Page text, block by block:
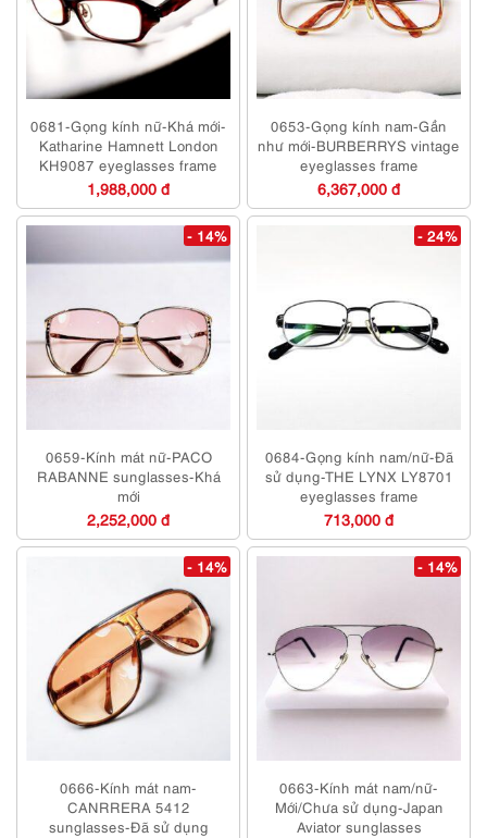
0681-Gọng kính nữ-Khá mới-
Katharine Hamnett London
KH9087 eyeglasses frame
1,988,000 đ
0653-Gọng kính nam-Gần
như mới-BURBERRYS vintage
eyeglasses frame
6,367,000 đ
- 14%
0659-Kính mát nữ-PACO
RABANNE sunglasses-Khá
mới
2,252,000 đ
- 24%
0684-Gọng kính nam/nữ-Đã
sử dụng-THE LYNX LY8701
eyeglasses frame
713,000 đ
- 14%
0666-Kính mát nam-
CANRRERA 5412
sunglasses-Đã sử dụng
- 14%
0663-Kính mát nam/nữ-
Mới/Chưa sử dụng-Japan
Aviator sunglasses